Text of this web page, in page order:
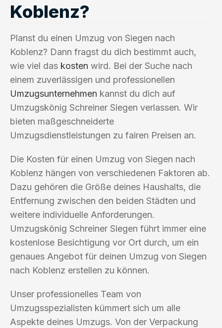
Koblenz?
Planst du einen Umzug von Siegen nach
Koblenz? Dann fragst du dich bestimmt auch,
wie viel das kosten wird. Bei der Suche nach
einem zuverlässigen und professionellen
Umzugsunternehmen kannst du dich auf
Umzugskönig Schreiner Siegen verlassen. Wir
bieten maßgeschneiderte
Umzugsdienstleistungen zu fairen Preisen an.
Die Kosten für einen Umzug von Siegen nach
Koblenz hängen von verschiedenen Faktoren ab.
Dazu gehören die Größe deines Haushalts, die
Entfernung zwischen den beiden Städten und
weitere individuelle Anforderungen.
Umzugskönig Schreiner Siegen führt immer eine
kostenlose Besichtigung vor Ort durch, um ein
genaues Angebot für deinen Umzug von Siegen
nach Koblenz erstellen zu können.
Unser professionelles Team von
Umzugsspezialisten kümmert sich um alle
Aspekte deines Umzugs. Von der Verpackung